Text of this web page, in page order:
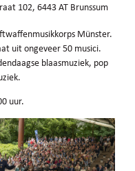
102, 6443 AT Brunssum
Münster.
uit ongeveer 50 musici.
blaasmuziek, pop
uur.